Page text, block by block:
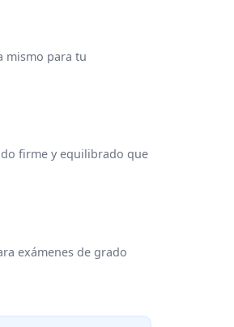
mismo para tu
firme y equilibrado que
exámenes de grado